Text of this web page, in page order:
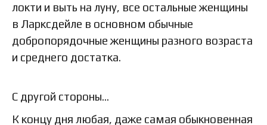
локти и выть на луну, все остальные женщины
в Ларксдейле в основном обычные
добропорядочные женщины разного возраста
и среднего достатка.
С другой стороны…
К концу дня любая, даже самая обыкновенная